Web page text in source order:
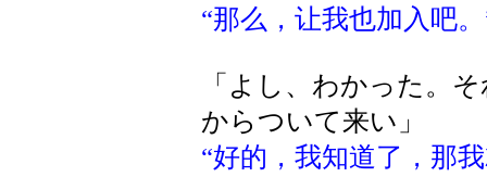
“那么，让我也加入吧
「よし、わかった。
からついて来い」
“好的，我知道了，那